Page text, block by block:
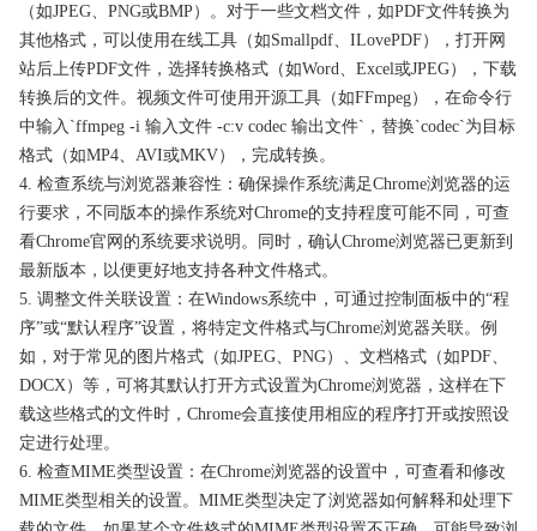
（如JPEG、PNG或BMP）。对于一些文档文件，如PDF文件转换为
其他格式，可以使用在线工具（如Smallpdf、ILovePDF），打开网
站后上传PDF文件，选择转换格式（如Word、Excel或JPEG），下载
转换后的文件。视频文件可使用开源工具（如FFmpeg），在命令行
中输入`ffmpeg -i 输入文件 -c:v codec 输出文件`，替换`codec`为目标
格式（如MP4、AVI或MKV），完成转换。
4. 检查系统与浏览器兼容性：确保操作系统满足Chrome浏览器的运
行要求，不同版本的操作系统对Chrome的支持程度可能不同，可查
看Chrome官网的系统要求说明。同时，确认Chrome浏览器已更新到
最新版本，以便更好地支持各种文件格式。
5. 调整文件关联设置：在Windows系统中，可通过控制面板中的“程
序”或“默认程序”设置，将特定文件格式与Chrome浏览器关联。例
如，对于常见的图片格式（如JPEG、PNG）、文档格式（如PDF、
DOCX）等，可将其默认打开方式设置为Chrome浏览器，这样在下
载这些格式的文件时，Chrome会直接使用相应的程序打开或按照设
定进行处理。
6. 检查MIME类型设置：在Chrome浏览器的设置中，可查看和修改
MIME类型相关的设置。MIME类型决定了浏览器如何解释和处理下